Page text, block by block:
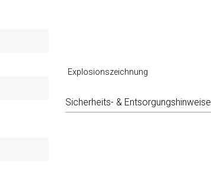
Explosionszeichnung
Sicherheits- & Entsorgungshinweise